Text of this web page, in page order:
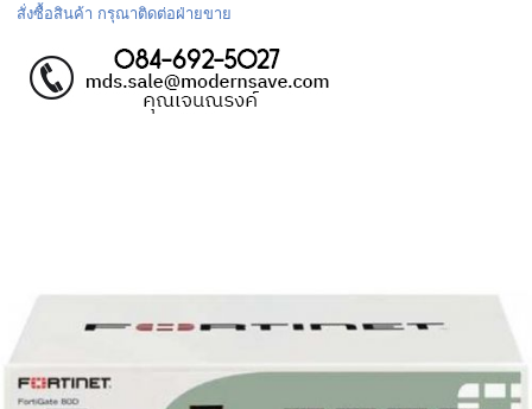
สั่งซื้อสินค้า กรุณาติดต่อฝ่ายขาย